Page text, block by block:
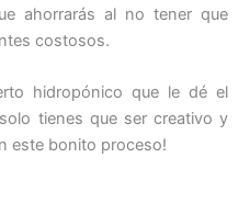
ahorrarás al no tener que
costosos.
hidropónico que le dé el
tienes que ser creativo y
este bonito proceso!